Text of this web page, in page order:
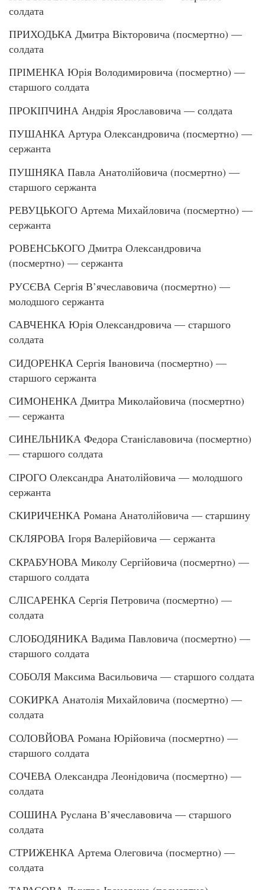
солдата
ПРИХОДЬКА Дмитра Вікторовича (посмертно) —
солдата
ПРІМЕНКА Юрія Володимировича (посмертно) —
старшого солдата
ПРОКІПЧИНА Андрія Ярославовича — солдата
ПУШАНКА Артура Олександровича (посмертно) —
сержанта
ПУШНЯКА Павла Анатолійовича (посмертно) —
старшого сержанта
РЕВУЦЬКОГО Артема Михайловича (посмертно) —
сержанта
РОВЕНСЬКОГО Дмитра Олександровича
(посмертно) — сержанта
РУСЄВА Сергія В’ячеславовича (посмертно) —
молодшого сержанта
САВЧЕНКА Юрія Олександровича — старшого
солдата
СИДОРЕНКА Сергія Івановича (посмертно) —
старшого сержанта
СИМОНЕНКА Дмитра Миколайовича (посмертно)
— сержанта
СИНЕЛЬНИКА Федора Станіславовича (посмертно)
— старшого солдата
СІРОГО Олександра Анатолійовича — молодшого
сержанта
СКИРИЧЕНКА Романа Анатолійовича — старшину
СКЛЯРОВА Ігоря Валерійовича — сержанта
СКРАБУНОВА Миколу Сергійовича (посмертно) —
старшого солдата
СЛІСАРЕНКА Сергія Петровича (посмертно) —
солдата
СЛОБОДЯНИКА Вадима Павловича (посмертно) —
старшого солдата
СОБОЛЯ Максима Васильовича — старшого солдата
СОКИРКА Анатолія Михайловича (посмертно) —
солдата
СОЛОВЙОВА Романа Юрійовича (посмертно) —
старшого солдата
СОЧЕВА Олександра Леонідовича (посмертно) —
солдата
СОШИНА Руслана В’ячеславовича — старшого
солдата
СТРИЖЕНКА Артема Олеговича (посмертно) —
солдата